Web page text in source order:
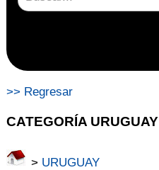
>> Regresar
CATEGORÍA URUGUAY
> URUGUAY